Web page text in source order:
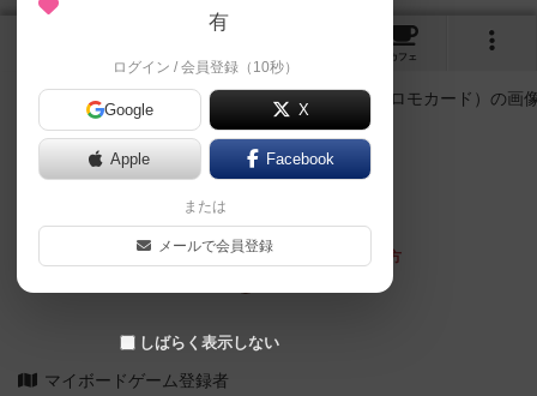
カフェ
ドミニオン
書籍『ドミニオンへの招待』付録
上記文章の執筆にご協力くださった方
マイボードゲーム登録者
有
ログイン / 会員登録（10秒）
Google X
Apple Facebook
または
メールで会員登録
しばらく表示しない